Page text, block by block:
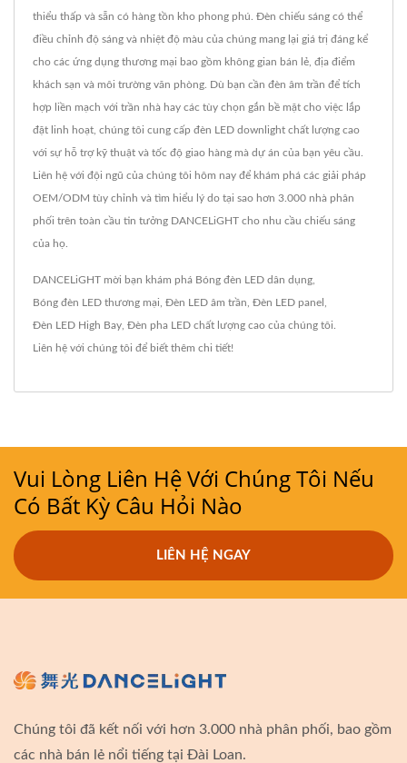
thiểu thấp và sẵn có hàng tồn kho phong phú. Đèn chiếu sáng có thể
điều chỉnh độ sáng và nhiệt độ màu của chúng mang lại giá trị đáng kể
cho các ứng dụng thương mại bao gồm không gian bán lẻ, địa điểm
khách sạn và môi trường văn phòng. Dù bạn cần đèn âm trần để tích
hợp liền mạch với trần nhà hay các tùy chọn gắn bề mặt cho việc lắp
đặt linh hoạt, chúng tôi cung cấp đèn LED downlight chất lượng cao
với sự hỗ trợ kỹ thuật và tốc độ giao hàng mà dự án của bạn yêu cầu.
Liên hệ với đội ngũ của chúng tôi hôm nay để khám phá các giải pháp
OEM/ODM tùy chỉnh và tìm hiểu lý do tại sao hơn 3.000 nhà phân
phối trên toàn cầu tin tưởng DANCELiGHT cho nhu cầu chiếu sáng
của họ.
DANCELiGHT mời bạn khám phá Bóng đèn LED dân dụng
Bóng đèn LED thương mại Đèn LED âm trần Đèn LED panel
Đèn LED High Bay Đèn pha LED chất lượng cao của chúng tôi.
Liên hệ với chúng tôi để biết thêm chi tiết!
Vui Lòng Liên Hệ Với Chúng Tôi Nếu
Có Bất Kỳ Câu Hỏi Nào
LIÊN HỆ NGAY
Chúng tôi đã kết nối với hơn 3.000 nhà phân phối, bao gồm
các nhà bán lẻ nổi tiếng tại Đài Loan.